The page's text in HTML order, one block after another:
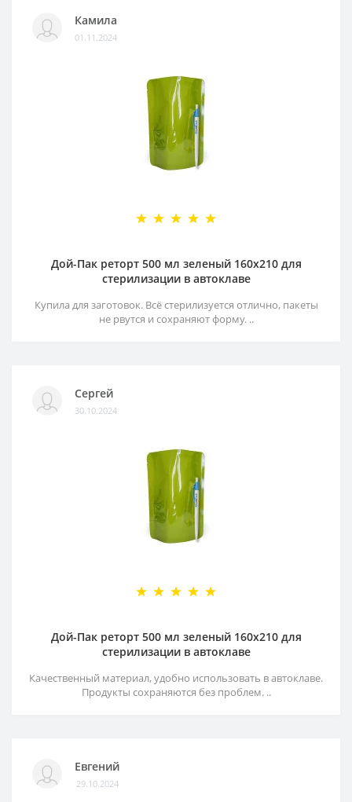
Камила
01.11.2024
Дой-Пак реторт 500 мл зеленый 160х210 для
стерилизации в автоклаве
Купила для заготовок. Всё стерилизуется отлично, пакеты
не рвутся и сохраняют форму. ..
Сергей
30.10.2024
Дой-Пак реторт 500 мл зеленый 160х210 для
стерилизации в автоклаве
Качественный материал, удобно использовать в автоклаве.
Продукты сохраняются без проблем. ..
Евгений
29.10.2024